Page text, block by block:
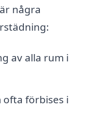
några
av alla rum i
ofta förbises i